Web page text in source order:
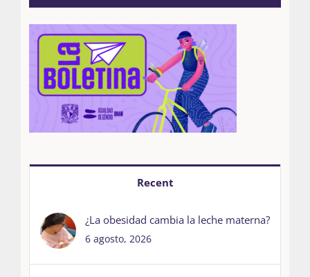
Recent
¿La obesidad cambia la leche materna?
6 agosto, 2026